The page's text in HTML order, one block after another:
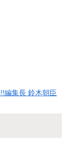
編集長 鈴木朝臣